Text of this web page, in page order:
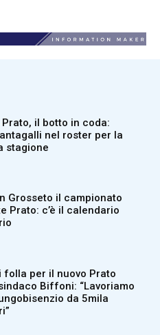
Prato, il botto in coda:
nel roster per la
stagione
Grosseto il campionato
Prato: c’è il calendario
folla per il nuovo Prato
Biffoni: “Lavoriamo
da 5mila